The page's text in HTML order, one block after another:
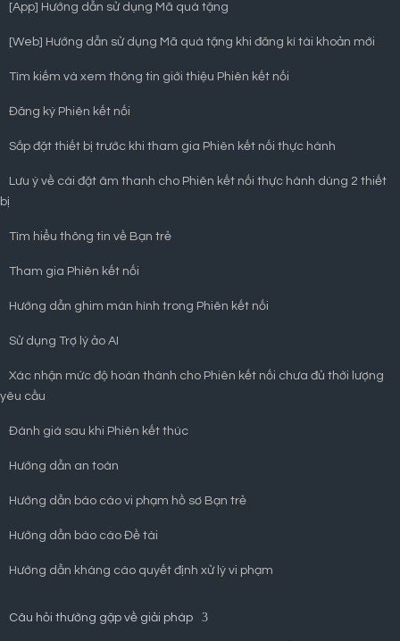
[App] Hướng dẫn sử dụng Mã quà tặng
[Web] Hướng dẫn sử dụng Mã quà tặng khi đăng kí tài khoản mới
Tìm kiếm và xem thông tin giới thiệu Phiên kết nối
Đăng ký Phiên kết nối
Sắp đặt thiết bị trước khi tham gia Phiên kết nối thực hành
Lưu ý về cài đặt âm thanh cho Phiên kết nối thực hành dùng 2 thiết
bị
Tìm hiểu thông tin về Bạn trẻ
Tham gia Phiên kết nối
Hướng dẫn ghim màn hình trong Phiên kết nối
Sử dụng Trợ lý ảo AI
Xác nhận mức độ hoàn thành cho Phiên kết nối chưa đủ thời lượng
yêu cầu
Đánh giá sau khi Phiên kết thúc
Hướng dẫn an toàn
Hướng dẫn báo cáo vi phạm hồ sơ Bạn trẻ
Hướng dẫn báo cáo Đề tài
Hướng dẫn kháng cáo quyết định xử lý vi phạm
Câu hỏi thường gặp về giải pháp